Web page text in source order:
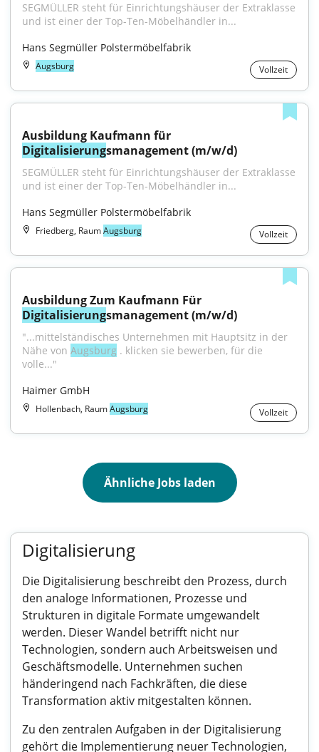
SEGMÜLLER steht für Einrichtungshäuser der Extraklasse
und ist einer der Top-Ten-Möbelhändler in...
Hans Segmüller Polstermöbelfabrik
Augsburg Vollzeit
Digitalisierungsmanagement (m/w/d)
SEGMÜLLER steht für Einrichtungshäuser der Extraklasse
und ist einer der Top-Ten-Möbelhändler in...
Hans Segmüller Polstermöbelfabrik
Friedberg, RaumAugsburg Vollzeit
Digitalisierungsmanagement (m/w/d)
"...mittelständisches Unternehmen mit Hauptsitz in der
Nähe von Augsburg . klicken sie bewerben, für die
volle..."
Haimer GmbH
Hollenbach, RaumAugsburg Vollzeit
Ähnliche Jobs laden
Digitalisierung
Die Digitalisierung beschreibt den Prozess, durch
den analoge Informationen, Prozesse und
Strukturen in digitale Formate umgewandelt
werden. Dieser Wandel betrifft nicht nur
Technologien, sondern auch Arbeitsweisen und
Geschäftsmodelle. Unternehmen suchen
händeringend nach Fachkräften, die diese
Transformation aktiv mitgestalten können.
Zu den zentralen Aufgaben in der Digitalisierung
gehört die Implementierung neuer Technologien,